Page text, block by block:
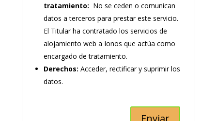
tratamiento: No se ceden o comunican
datos a terceros para prestar este servicio.
El Titular ha contratado los servicios de
alojamiento web a Ionos que actúa como
encargado de tratamiento.
Derechos: Acceder, rectificar y suprimir los
datos.